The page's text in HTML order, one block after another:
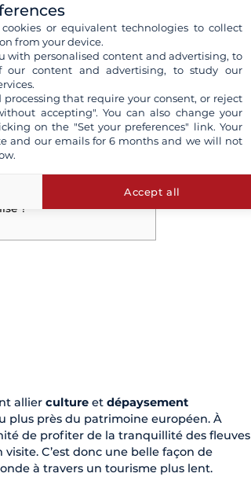
privée ?
?
?
d'embarquer
?
allier culture et dépaysement
plus près du patrimoine européen. À
de profiter de la tranquillité des fleuves
C’est donc une belle façon de
à travers un tourisme plus lent.
or equivalent technologies to collect
from your device.
with personalised content and advertising, to
our content and advertising, to study our
processing that require your consent, or reject
accepting". You can also change your
on the "Set your preferences" link. Your
and our emails for 6 months and we will not
Accept all